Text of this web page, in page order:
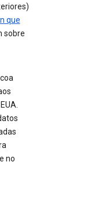
que
sobre
no